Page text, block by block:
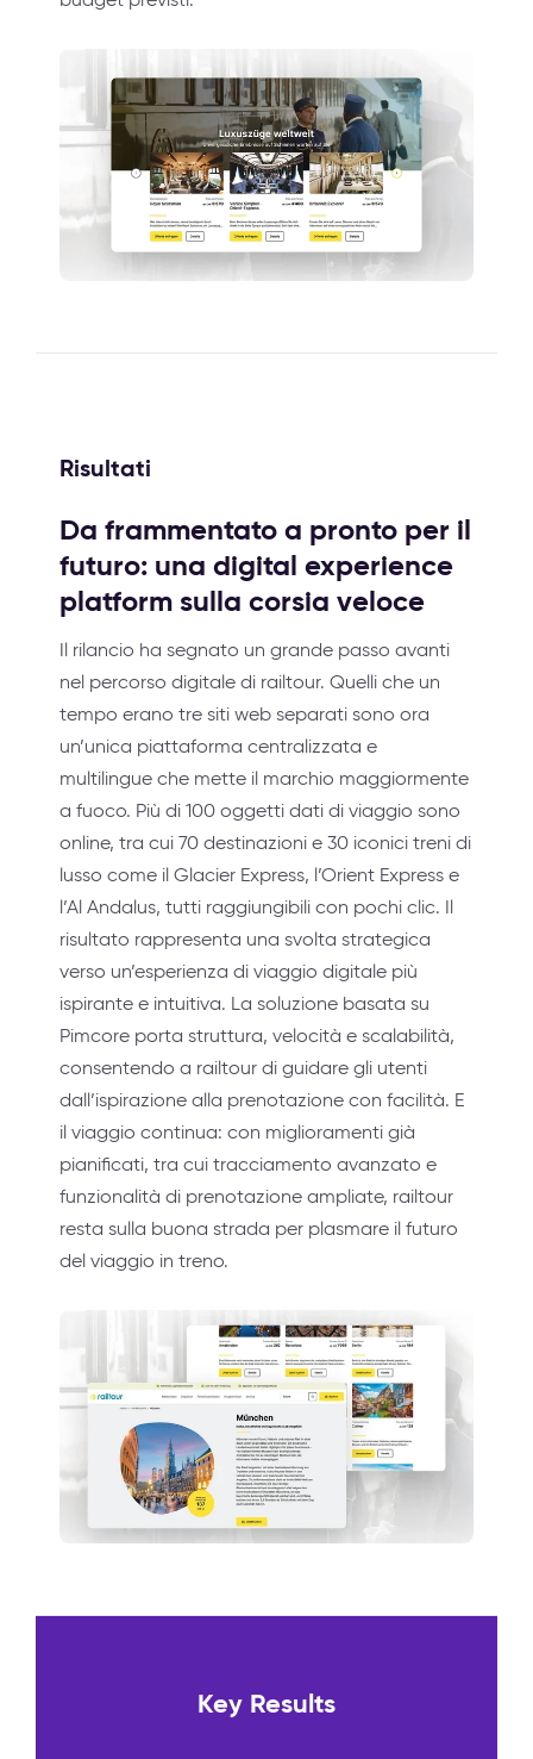
Risultati
Da frammentato a pronto per il
futuro: una digital experience
platform sulla corsia veloce
Il rilancio ha segnato un grande passo avanti
nel percorso digitale di railtour. Quelli che un
tempo erano tre siti web separati sono ora
un’unica piattaforma centralizzata e
multilingue che mette il marchio maggiormente
a fuoco. Più di 100 oggetti dati di viaggio sono
online, tra cui 70 destinazioni e 30 iconici treni di
lusso come il Glacier Express, l’Orient Express e
l’Al Andalus, tutti raggiungibili con pochi clic. Il
risultato rappresenta una svolta strategica
verso un’esperienza di viaggio digitale più
ispirante e intuitiva. La soluzione basata su
Pimcore porta struttura, velocità e scalabilità,
consentendo a railtour di guidare gli utenti
dall’ispirazione alla prenotazione con facilità. E
il viaggio continua: con miglioramenti già
pianificati, tra cui tracciamento avanzato e
funzionalità di prenotazione ampliate, railtour
resta sulla buona strada per plasmare il futuro
del viaggio in treno.
Key Results